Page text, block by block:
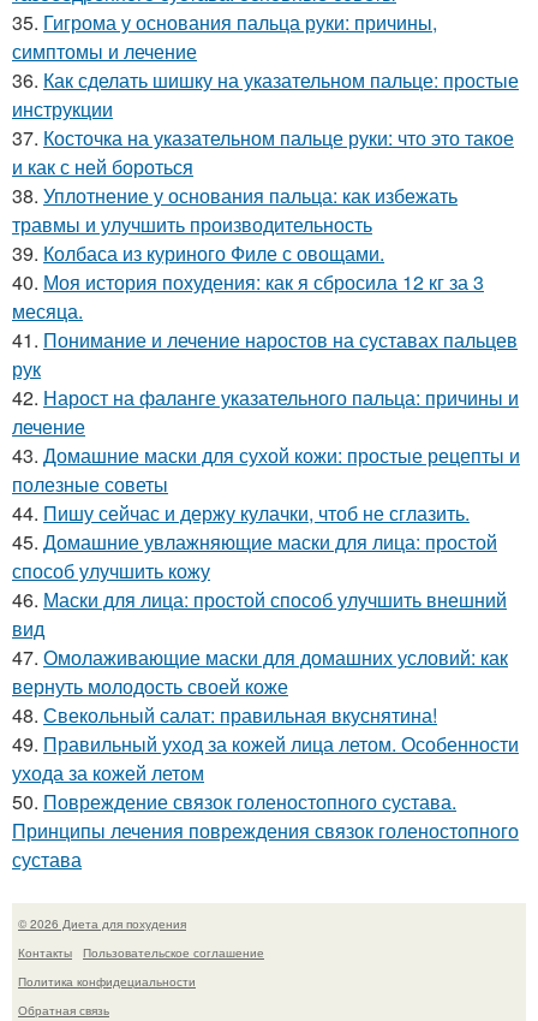
35. Гигрома у основания пальца руки: причины,
симптомы и лечение
36. Как сделать шишку на указательном пальце: простые
инструкции
37. Косточка на указательном пальце руки: что это такое
и как с ней бороться
38. Уплотнение у основания пальца: как избежать
травмы и улучшить производительность
39. Колбаса из куриного Филе с овощами.
40. Моя история похудения: как я сбросила 12 кг за 3
месяца.
41. Понимание и лечение наростов на суставах пальцев
рук
42. Нарост на фаланге указательного пальца: причины и
лечение
43. Домашние маски для сухой кожи: простые рецепты и
полезные советы
44. Пишу сейчас и держу кулачки, чтоб не сглазить.
45. Домашние увлажняющие маски для лица: простой
способ улучшить кожу
46. Маски для лица: простой способ улучшить внешний
вид
47. Омолаживающие маски для домашних условий: как
вернуть молодость своей коже
48. Свекольный салат: правильная вкуснятина!
49. Правильный уход за кожей лица летом. Особенности
ухода за кожей летом
50. Повреждение связок голеностопного сустава.
Принципы лечения повреждения связок голеностопного
сустава
© 2026 Диета для похудения
Контакты
Пользовательское соглашение
Политика конфидециальности
Обратная связь